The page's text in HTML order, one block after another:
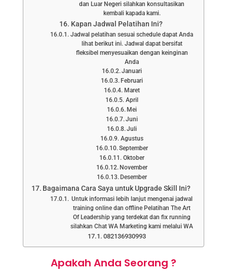
dan Luar Negeri silahkan konsultasikan
kembali kapada kami.
Kapan Jadwal Pelatihan Ini?
Jadwal pelatihan sesuai schedule dapat Anda
lihat berikut ini. Jadwal dapat bersifat
fleksibel menyesuaikan dengan keinginan
Anda
Januari
Februari
Maret
April
Mei
Juni
Juli
Agustus
September
Oktober
November
Desember
Bagaimana Cara Saya untuk Upgrade Skill Ini?
Untuk informasi lebih lanjut mengenai jadwal
training online dan offline Pelatihan The Art
Of Leadership yang terdekat dan fix running
silahkan Chat WA Marketing kami melalui WA
082136930993
Apakah Anda Seorang ?